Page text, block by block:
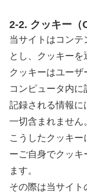
2-2. クッキー（
当サイトはコンテ
とし、クッキーを
クッキーはユー
コンピュータ内に
記録される情報に
一切含まれません
こうしたクッキ
ーご自身でクッキ
ます。
その際は当サイト